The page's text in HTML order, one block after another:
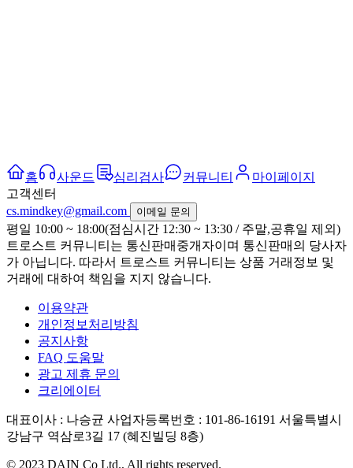
홈 사운드 심리검사 커뮤니티
마이페이지
고객센터
cs.mindkey@gmail.com
이메일 문의
평일 10:00 ~ 18:00(점심시간 12:30 ~ 13:30 / 주말,공휴일 제외)
트로스트 커뮤니티는 통신판매중개자이며 통신판매의 당사자
가 아닙니다. 따라서 트로스트 커뮤니티는 상품 거래정보 및
거래에 대하여 책임을 지지 않습니다.
이용약관
개인정보처리방침
공지사항
FAQ 도움말
광고 제휴 문의
크리에이터
대표이사 : 나승균 사업자등록번호 : 101-86-16191 서울특별시
강남구 역삼로3길 17 (혜진빌딩 8층)
© 2023 DAIN Co Ltd., All rights reserved.